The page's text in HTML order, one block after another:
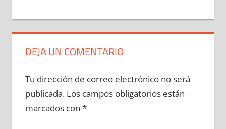
DEJA UN COMENTARIO
Tu dirección de correo electrónico no será
publicada. Los campos obligatorios están
marcados con *